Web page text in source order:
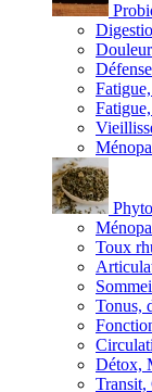
Toux
Tonus,
Détox,
Transit,